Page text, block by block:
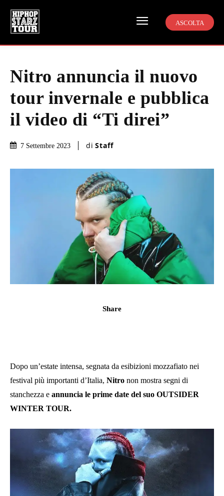
ASCOLTA
Nitro annuncia il nuovo
tour invernale e pubblica
il video di “Ti direi”
7 Settembre 2023 di Staff
Share
Dopo un’estate intensa, segnata da esibizioni mozzafiato nei
festival più importanti d’Italia, Nitro non mostra segni di
stanchezza e annuncia le prime date del suo OUTSIDER
WINTER TOUR.